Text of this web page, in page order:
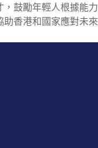
鼓勵年輕人根據能力
香港和國家應對未來